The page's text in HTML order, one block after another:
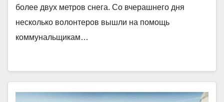
более двух метров снега. Со вчерашнего дня
несколько волонтеров вышли на помощь
коммунальщикам…